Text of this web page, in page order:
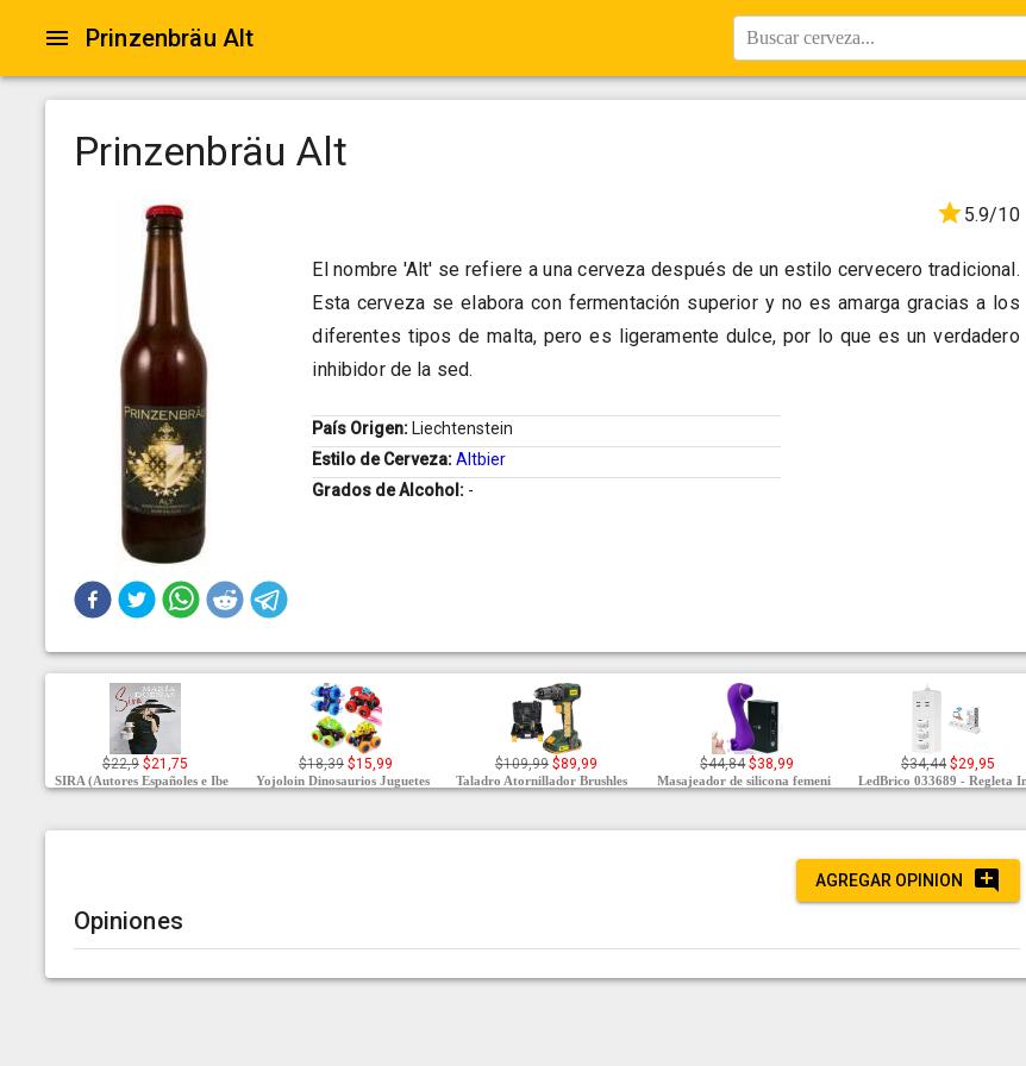
Prinzenbräu Alt Buscar cerveza...
Prinzenbräu Alt
5.9/10
El nombre 'Alt' se refiere a una cerveza después de un estilo cervecero tradicional.
Esta cerveza se elabora con fermentación superior y no es amarga gracias a los
diferentes tipos de malta, pero es ligeramente dulce, por lo que es un verdadero
inhibidor de la sed.
País Origen: Liechtenstein
Estilo de Cerveza:Altbier
Grados de Alcohol: -
$22,9 $21,75
SIRA (Autores Españoles e Ibe
$18,39 $15,99
Yojoloin Dinosaurios Juguetes
$109,99 $89,99
Taladro Atornillador Brushles
$44,84 $38,99
Masajeador de silicona femeni
$34,44 $29,95
LedBrico 033689 - Regleta
AGREGAR OPINION
Opiniones